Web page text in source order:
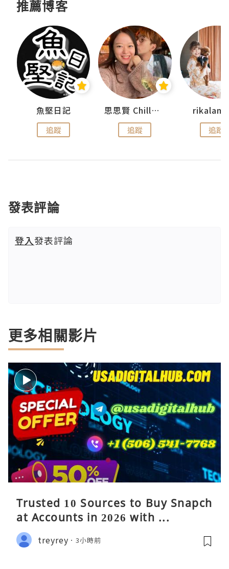
推薦博客
魚堅日記
追蹤
思思賢 ChillMyBabe
追蹤 追蹤
發表評論
登入發表評論
更多相關影片
Trusted 10 Sources to Buy Snapch
at Accounts in 2026 with ...
treyrey 3小時前